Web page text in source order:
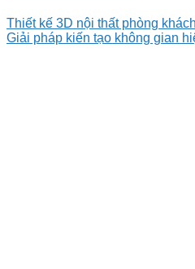
Thiết kế 3D nội thất phòng
Giải pháp kiến tạo không gian